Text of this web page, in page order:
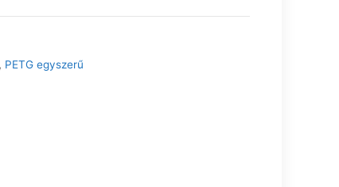
PETG egyszerű